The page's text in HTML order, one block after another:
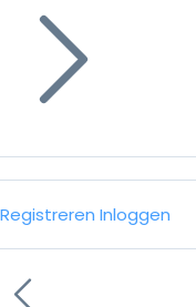
Registreren Inloggen